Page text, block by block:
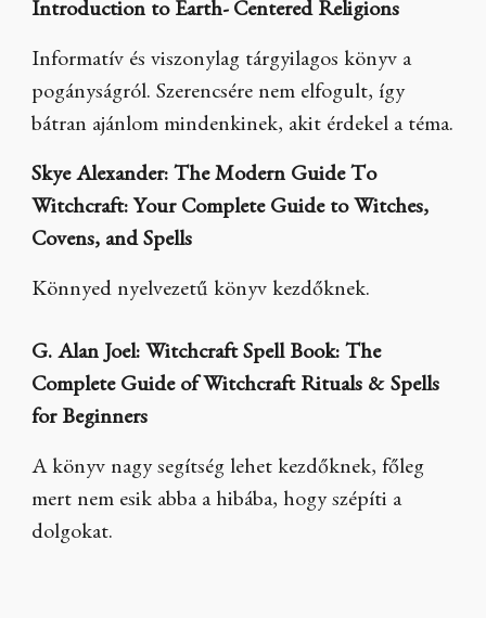
Introduction to Earth- Centered Religions
Informatív és viszonylag tárgyilagos könyv a
pogányságról. Szerencsére nem elfogult, így
bátran ajánlom mindenkinek, akit érdekel a téma.
Skye Alexander: The Modern Guide To
Witchcraft: Your Complete Guide to Witches,
Covens, and Spells
Könnyed nyelvezetű könyv kezdőknek.
G. Alan Joel: Witchcraft Spell Book: The
Complete Guide of Witchcraft Rituals & Spells
for Beginners
A könyv nagy segítség lehet kezdőknek, főleg
mert nem esik abba a hibába, hogy szépíti a
dolgokat.